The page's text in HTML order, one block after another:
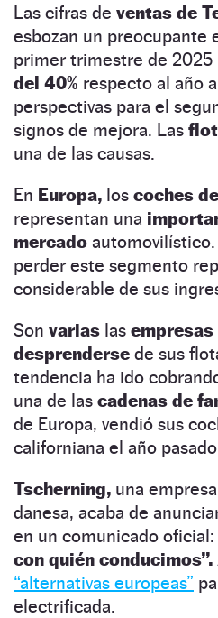
Las cifras de ventas de
esbozan un preocupante
primer trimestre de 2025
del 40% respecto al año
perspectivas para el
signos de mejora. Las
una de las causas.
En Europa, los coches
representan una
mercado
perder este segmento
considerable de sus
Son varias las empresas
desprenderse de sus
tendencia ha ido
una de las cadenas de
de Europa, vendió sus
californiana el año
Tscherning, una
danesa, acaba de
en un comunicado oficial:
con quién conducimos”.
“alternativas europeas”
electrificada.